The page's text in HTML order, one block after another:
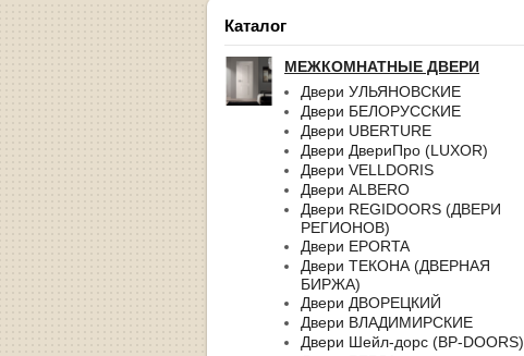
Каталог
МЕЖКОМНАТНЫЕ ДВЕРИ
Двери УЛЬЯНОВСКИЕ
Двери БЕЛОРУССКИЕ
Двери UBERTURE
Двери ДвериПро (LUXOR)
Двери VELLDORIS
Двери ALBERO
Двери REGIDOORS (ДВЕРИ
РЕГИОНОВ)
Двери EPORTA
Двери ТЕКОНА (ДВЕРНАЯ
БИРЖА)
Двери ДВОРЕЦКИЙ
Двери ВЛАДИМИРСКИЕ
Двери Шейл-дорс (BP-DOORS)